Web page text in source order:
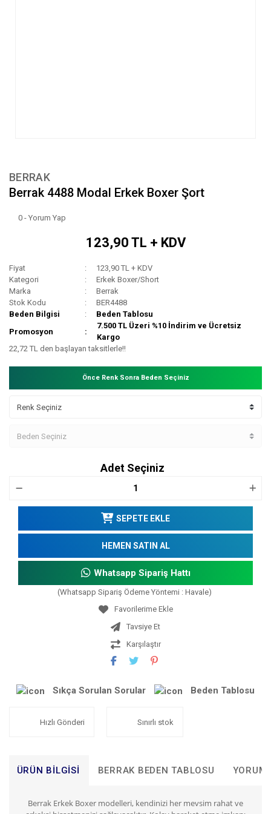
BERRAK
Berrak 4488 Modal Erkek Boxer Şort
0 - Yorum Yap
123,90 TL + KDV
Fiyat
123,90 TL + KDV
Kategori
Erkek Boxer/Short
Marka
Berrak
Stok Kodu
BER4488
Beden Bilgisi
Beden Tablosu
Promosyon
7.500 TL Üzeri %10 İndirim ve Ücretsiz
Kargo
22,72 TL den başlayan taksitlerle!!
Önce Renk Sonra Beden Seçiniz
Adet Seçiniz
SEPETE EKLE
HEMEN SATIN AL
Whatsapp Sipariş Hattı
(Whatsapp Sipariş Ödeme Yöntemi : Havale)
Tavsiye Et
Karşılaştır
Sıkça Sorulan Sorular Beden Tablosu
Hızlı Gönderi Sınırlı stok
ÜRÜN BILGISI BERRAK BEDEN TABLOSU
Berrak Erkek Boxer modelleri, kendinizi her mevsim rahat ve